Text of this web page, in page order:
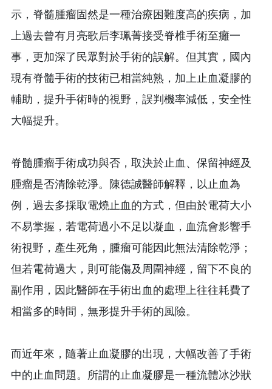
示，脊髓腫瘤固然是一種治療困難度高的疾病，加
上過去曾有月亮歌后李珮菁接受脊椎手術至癱一
事，更加深了民眾對於手術的誤解。但其實，國內
現有脊髓手術的技術已相當純熟，加上止血凝膠的
輔助，提升手術時的視野，誤判機率減低，安全性
大幅提升。
脊髓腫瘤手術成功與否，取決於止血、保留神經及
腫瘤是否清除乾淨。陳德誠醫師解釋，以止血為
例，過去多採取電燒止血的方式，但由於電荷大小
不易掌握，若電荷過小不足以凝血，血流會影響手
術視野，產生死角，腫瘤可能因此無法清除乾淨；
但若電荷過大，則可能傷及周圍神經，留下不良的
副作用，因此醫師在手術出血的處理上往往耗費了
相當多的時間，無形提升手術的風險。
而近年來，隨著止血凝膠的出現，大幅改善了手術
中的止血問題。所謂的止血凝膠是一種流體冰沙狀